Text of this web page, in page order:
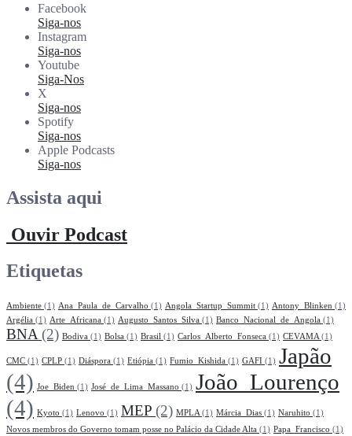
Facebook
Siga-nos
Instagram
Siga-nos
Youtube
Siga-Nos
X
Siga-nos
Spotify
Siga-nos
Apple Podcasts
Siga-nos
Assista aqui
Ouvir Podcast
Etiquetas
Ambiente (1) Ana_Paula_de_Carvalho (1) Angola_Startup_Summit (1) Antony_Blinken (1)
Argélia (1) Arte_Africana (1) Augusto_Santos_Silva (1) Banco_Nacional_de_Angola (1)
BNA(2) Bodiva (1) Bolsa (1) Brasil (1) Carlos_Alberto_Fonseca (1) CEVAMA(1)
CMC (1) CPLP (1) Diáspora (1) Etiópia (1) Fumio_Kishida (1) GAFI (1) Japão
(4) Joe_Biden (1) José_de_Lima_Massano (1) João_Lourenço
(4) Kyoto (1) Lenovo (1) MEP (2) MPLA(1) Márcia_Dias (1) Naruhito (1)
Novos membros do Governo tomam posse no Palácio da Cidade Alta (1) Papa_Francisco (1)